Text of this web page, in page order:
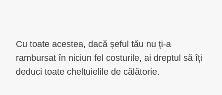
Cu toate acestea, dacă șeful tău nu ți-a
rambursat în niciun fel costurile, ai dreptul să îți
deduci toate cheltuielile de călătorie.